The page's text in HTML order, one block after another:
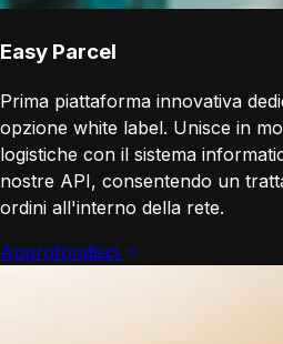
Easy Parcel
Prima piattaforma innovativa
opzione white label. Unisce in
logistiche con il sistema
nostre API, consentendo un
ordini all'interno della rete.
Approfondisci